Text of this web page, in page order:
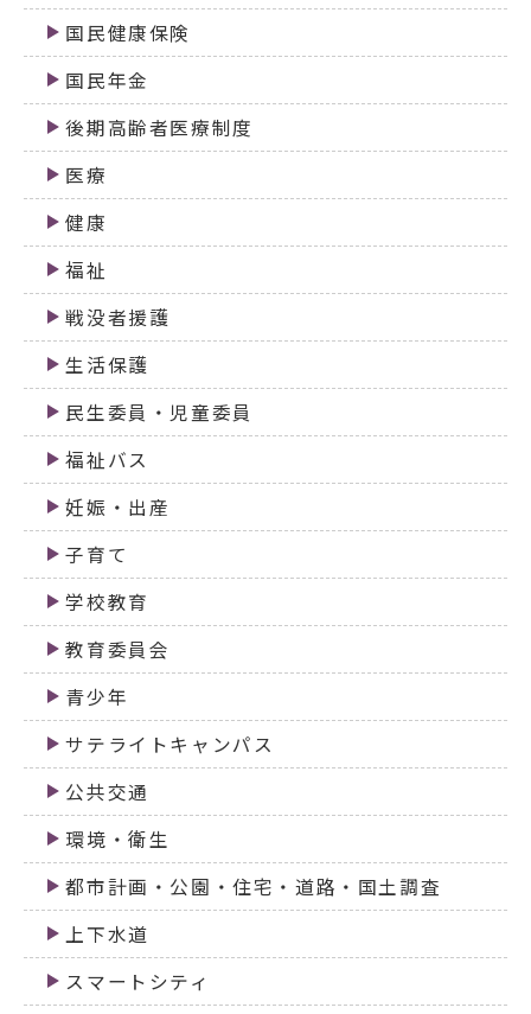
国民健康保険
国民年金
後期高齢者医療制度
医療
健康
福祉
戦没者援護
生活保護
民生委員・児童委員
福祉バス
妊娠・出産
子育て
学校教育
教育委員会
青少年
サテライトキャンパス
公共交通
環境・衛生
都市計画・公園・住宅・道路・国土調査
上下水道
スマートシティ